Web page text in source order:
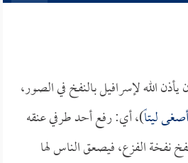
الله لإسرافيل بالنفخ في الصور،
ليتاً)، أي: رفع أحد طرفي عنقه
نفخة الفزع، فيصعق الناس لها